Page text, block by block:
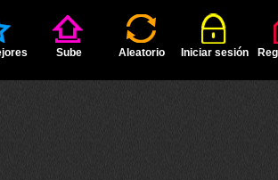
Sube Aleatorio Iniciar sesión